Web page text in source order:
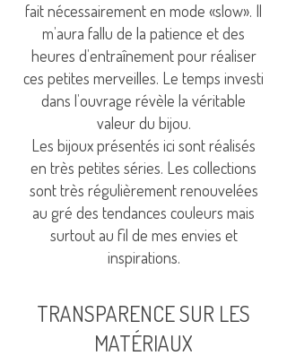
fait nécessairement en mode «slow». Il
m’aura fallu de la patience et des
heures d’entraînement pour réaliser
ces petites merveilles. Le temps investi
dans l’ouvrage révèle la véritable
valeur du bijou.
Les bijoux présentés ici sont réalisés
en très petites séries. Les collections
sont très régulièrement renouvelées
au gré des tendances couleurs mais
surtout au fil de mes envies et
inspirations.
TRANSPARENCE SUR LES
MATÉRIAUX